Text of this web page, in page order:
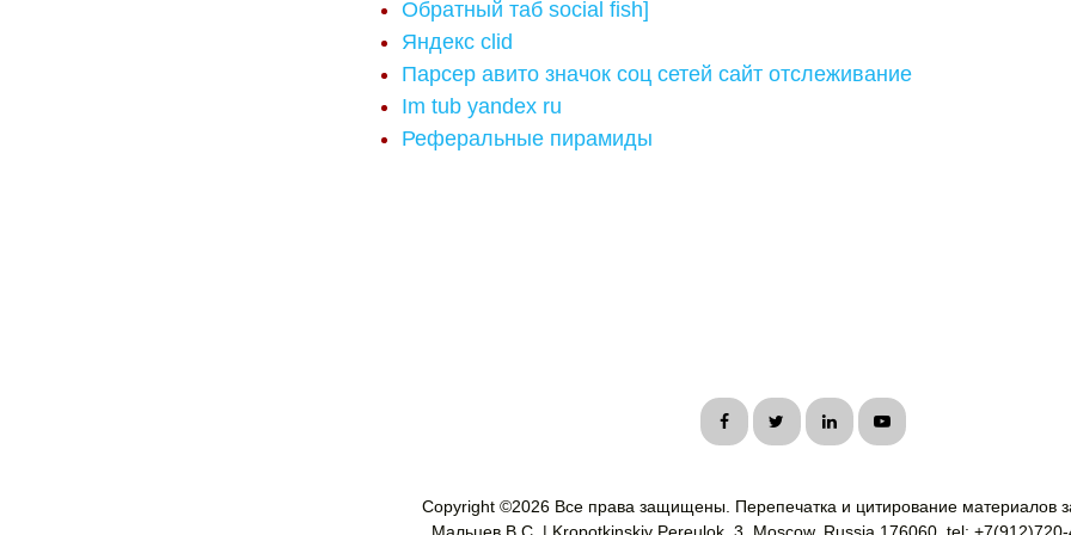
Обратный таб social fish]
Яндекс clid
Парсер авито значок соц сетей сайт отслеживание
Im tub yandex ru
Реферальные пирамиды
Copyright ©2026 Все права защищены. Перепечатка и цитирование материалов